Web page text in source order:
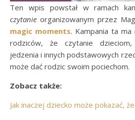
Ten wpis powstał w ramach
czytanie organizowanym przez
magic moments. Kampania ta ma
rodziców, że czytanie
jedzenia i innych podstawowych
może dać rodzic swoim pociechom.
Zobacz także:
Jak inaczej dziecko może pokazać,